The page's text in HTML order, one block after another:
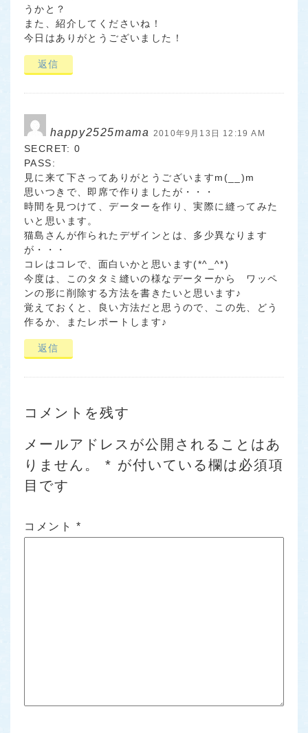
うかと？
また、紹介してくださいね！
今日はありがとうございました！
返信
happy2525mama 2010年9月13日 12:19 AM
SECRET: 0
PASS:
見に来て下さってありがとうございますm(__)m
思いつきで、即席で作りましたが・・・
時間を見つけて、データーを作り、実際に縫ってみた
いと思います。
猫島さんが作られたデザインとは、多少異なります
が・・・
コレはコレで、面白いかと思います(*^_^*)
今度は、このタタミ縫いの様なデーターから ワッペ
ンの形に削除する方法を書きたいと思います♪
覚えておくと、良い方法だと思うので、この先、どう
作るか、またレポートします♪
返信
コメントを残す
メールアドレスが公開されることはあ
りません。
* が付いている欄は必須項
目です
コメント *